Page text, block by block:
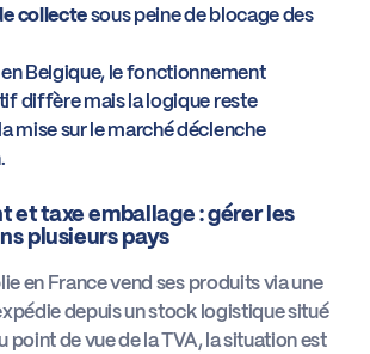
collectesous peine de blocage des
en Belgique, le fonctionnement
diffère mais la logique reste
mise sur le marché déclenche
et taxe emballage : gérer les
plusieurs pays
en France vend ses produits via une
depuis un stock logistique situé
point de vue de la TVA, la situation est